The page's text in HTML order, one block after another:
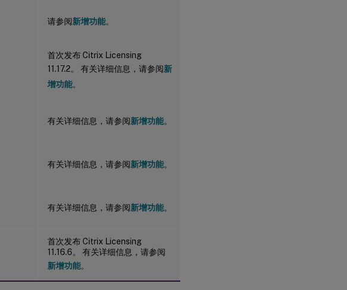
请参阅新增功能。
首次发布 Citrix Licensing
11.17.2。 有关详细信息，请参阅新
增功能。
有关详细信息，请参阅新增功能。
有关详细信息，请参阅新增功能。
有关详细信息，请参阅新增功能。
首次发布 Citrix Licensing
11.16.6。 有关详细信息，请参阅
新增功能。